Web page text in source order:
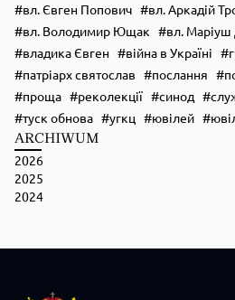
вл. Євген Попович
вл. Аркадій
вл. Володимир Ющак
вл.
владика Євген
війна в Україні
патріарх святослав
послання
проща
реколекції синод
туск обнова
угкц ювілей
ARCHIWUM
2026
2025
2024